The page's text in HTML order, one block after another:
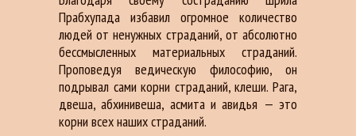
Прабхупада избавил огромное количество
людей от ненужных страданий, от абсолютно
бессмысленных материальных страданий.
Проповедуя ведическую философию, он
подрывал сами корни страданий, клеши. Рага,
двеша, абхинивеша, асмита и авидья — это
корни всех наших страданий.